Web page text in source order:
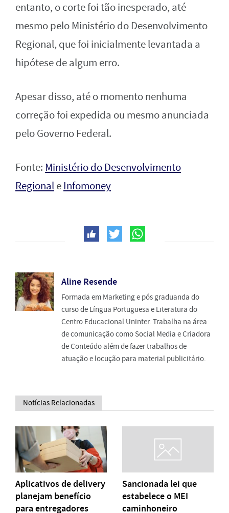
entanto, o corte foi tão inesperado, até
mesmo pelo Ministério do Desenvolvimento
Regional, que foi inicialmente levantada a
hipótese de algum erro.
Apesar disso, até o momento nenhuma
correção foi expedida ou mesmo anunciada
pelo Governo Federal.
Fonte: Ministério do Desenvolvimento
RegionaleInfomoney
Aline Resende
Formada em Marketing e pós graduanda do
curso de Língua Portuguesa e Literatura do
Centro Educacional Uninter. Trabalha na área
de comunicação como Social Media e Criadora
de Conteúdo além de fazer trabalhos de
atuação e locução para material publicitário.
Notícias Relacionadas
Aplicativos de delivery
planejam benefício
para entregadores
Sancionada lei que
estabelece o MEI
caminhoneiro